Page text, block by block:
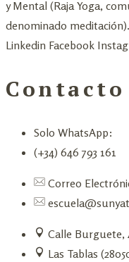
y Mental (Raja Yoga,
denominado meditación).
Linkedin Facebook
Contacto
Solo WhatsApp:
(+34) 646 793 161
Correo
Calle Burguete,
Las Tablas